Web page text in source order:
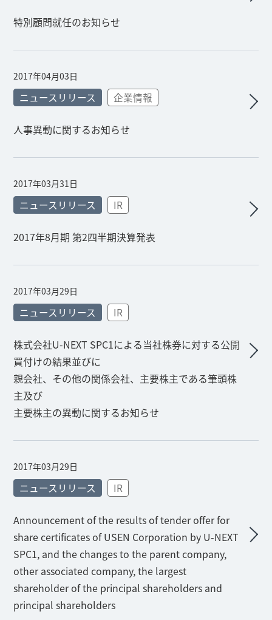
特別顧問就任のお知らせ
2017年04月03日
ニュースリリース 企業情報
人事異動に関するお知らせ
2017年03月31日
ニュースリリース IR
2017年8月期 第2四半期決算発表
2017年03月29日
ニュースリリース IR
株式会社U-NEXT SPC1による当社株券に対する公開
買付けの結果並びに
親会社、その他の関係会社、主要株主である筆頭株
主及び
主要株主の異動に関するお知らせ
2017年03月29日
ニュースリリース IR
Announcement of the results of tender offer for
share certificates of USEN Corporation by U-NEXT
SPC1, and the changes to the parent company,
other associated company, the largest
shareholder of the principal shareholders and
principal shareholders